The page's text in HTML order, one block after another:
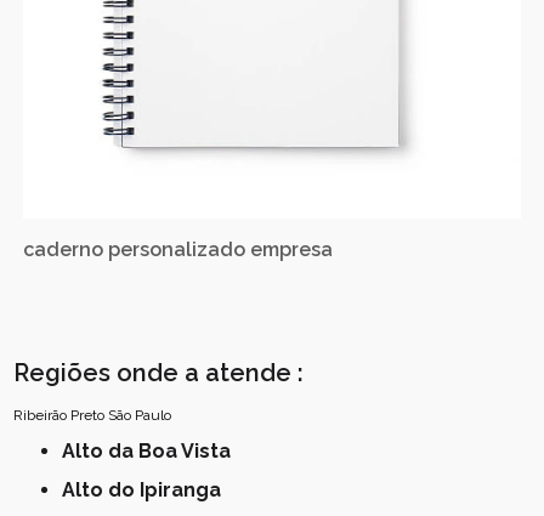
caderno personalizado empresa
Regiões onde a atende :
Ribeirão Preto São Paulo
Alto da Boa Vista
Alto do Ipiranga